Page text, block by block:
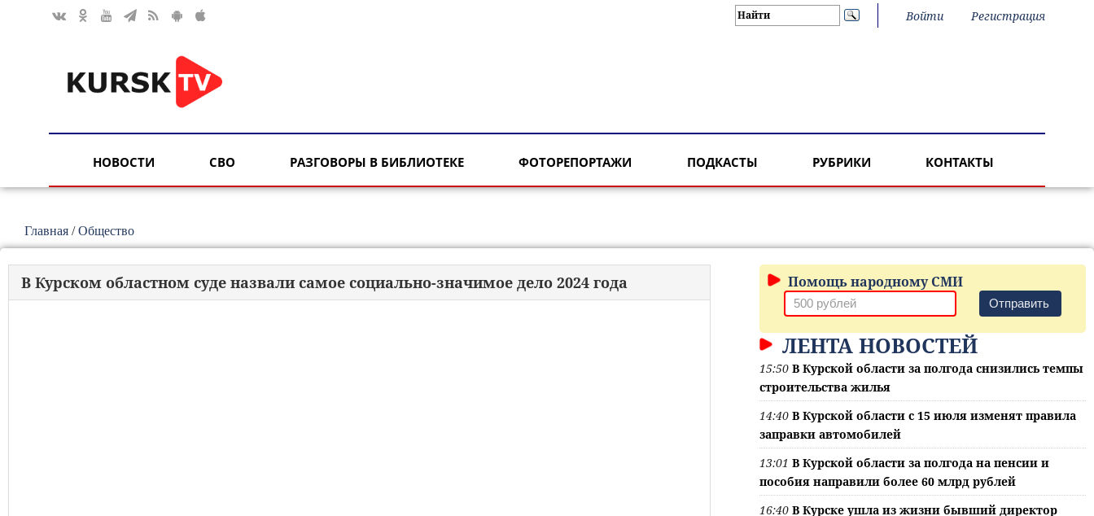
Войти Регистрация
НОВОСТИ СВО РАЗГОВОРЫ В БИБЛИОТЕКЕ ФОТОРЕПОРТАЖИ ПОДКАСТЫ РУБРИКИ КОНТАКТЫ
Главная /Общество
В Курском областном суде назвали самое социально-значимое дело 2024 года Помощь народному СМИ
Отправить
ЛЕНТА НОВОСТЕЙ
15:50 В Курской области за полгода снизились темпы
строительства жилья
14:40 В Курской области с 15 июля изменят правила
заправки автомобилей
13:01 В Курской области за полгода на пенсии и
пособия направили более 60 млрд рублей
16:40 В Курске ушла из жизни бывший директор